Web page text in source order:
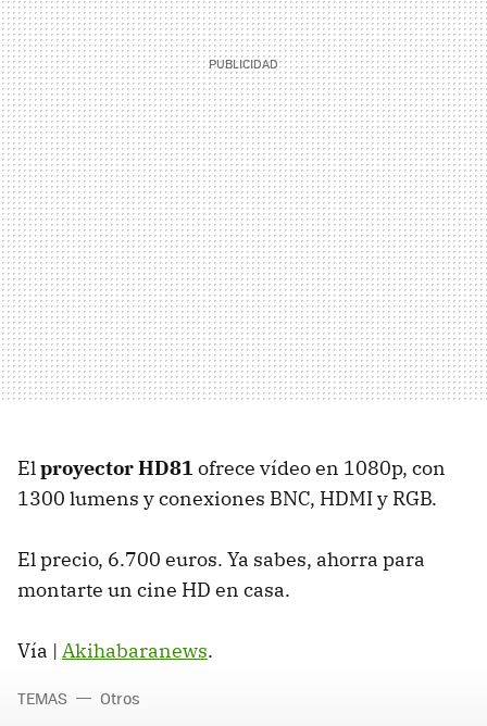
Elproyector HD81 ofrece vídeo en 1080p, con
1300 lumens y conexiones BNC, HDMI y RGB.
El precio, 6.700 euros. Ya sabes, ahorra para
montarte un cine HD en casa.
Vía | Akihabaranews.
TEMAS Otros